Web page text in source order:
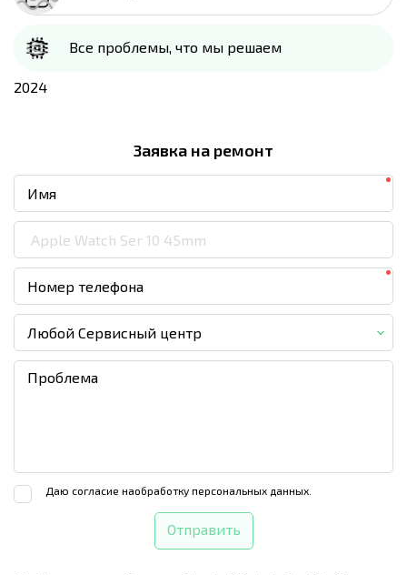
Все проблемы, что мы решаем
2024
Заявка на ремонт
Любой Сервисный центр
Даю согласие наобработку персональных данных.
Отправить